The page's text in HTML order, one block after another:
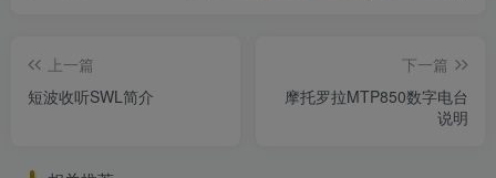
上一篇
短波收听SWL简介
下一篇
摩托罗拉MTP850数字电台
说明